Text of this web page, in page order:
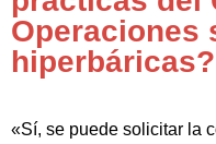
Operaciones
hiperbáricas?
«Sí, se puede solicitar la